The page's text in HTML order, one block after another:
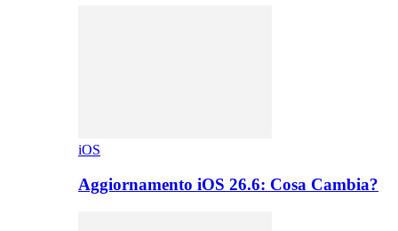
iOS
Aggiornamento iOS 26.6: Cosa Cambia?